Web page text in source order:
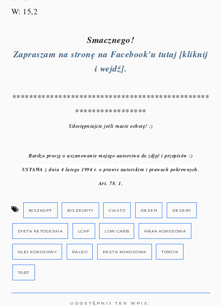
W: 15,2
Smacznego!
Zapraszam na stronę na Facebook'u tutaj [kliknij
i wejdź].
***********************************************
*****************
Udostępniajcie jeśli macie ochotę! :)
Bardzo proszę o uszanowanie mojego autorstwa do zdjęć i przepisów :)
USTAWA z dnia 4 lutego 1994 r. o prawie autorskim i prawach pokrewnych.
Art. 78. 1.
BISZKOPT BISZKOPTY CIASTO DESER DESERY
DIETA KETOGENNA LCHF LOW CARB MĄKA KOKOSOWA
OLEJ KOKOSOWY PALEO PASTA KOKOSOWA TORCIK
TORT
UDOSTĘPNIJ TEN WPIS: